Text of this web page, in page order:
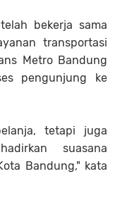
bekerja sama
transportasi
Metro Bandung
pengunjung ke
tetapi juga
suasana
Bandung," kata